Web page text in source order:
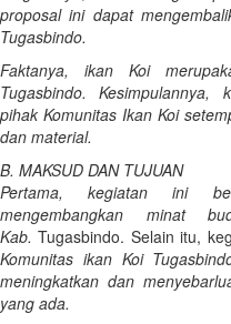
proposal ini dapat
Tugasbindo.
Faktanya, ikan Koi
Tugasbindo.
pihak Komunitas Ikan Koi
dan material.
B. MAKSUD DAN TUJUAN
Pertama, kegiatan ini
mengembangkan minat
Kab. Tugasbindo. Selain itu,
Komunitas ikan Koi
meningkatkan dan
yang ada.